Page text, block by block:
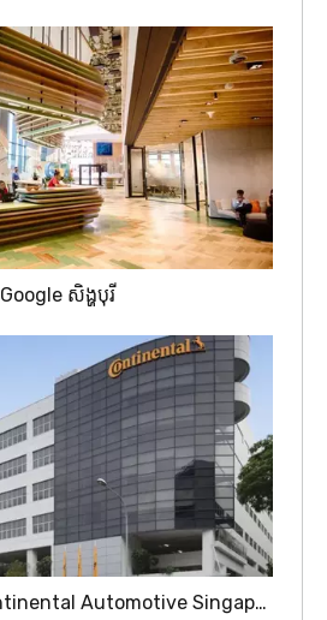
Google សិង្ហបុរី
អគារការិយាល័យ Continental Automotive Singapore